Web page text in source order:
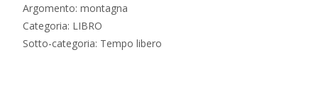
Argomento: montagna
Categoria: LIBRO
Sotto-categoria: Tempo libero